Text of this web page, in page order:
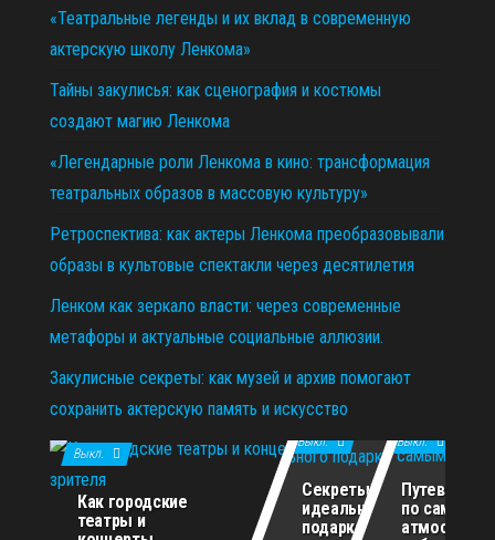
«Театральные легенды и их вклад в современную
актерскую школу Ленкома»
Тайны закулисья: как сценография и костюмы
создают магию Ленкома
«Легендарные роли Ленкома в кино: трансформация
театральных образов в массовую культуру»
Ретроспектива: как актеры Ленкома преобразовывали
образы в культовые спектакли через десятилетия
Ленком как зеркало власти: через современные
метафоры и актуальные социальные аллюзии.
Закулисные секреты: как музей и архив помогают
сохранить актерскую память и искусство
02.07.2026
Выкл.
Как городские
театры и
11.12.2025
Выкл.
Секреты
идеального
подарка для
Выкл.
по самым